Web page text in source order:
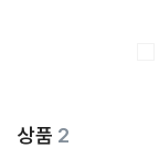
상품 2